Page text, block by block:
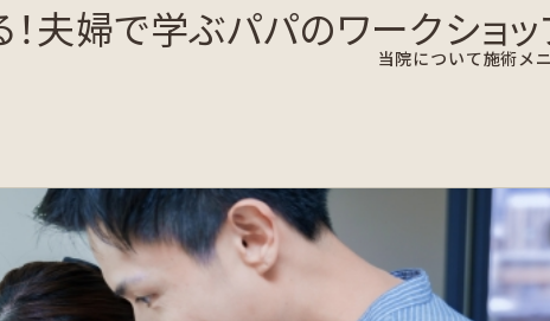
当院について施術メ
夫婦で学ぶパパのワークショッ